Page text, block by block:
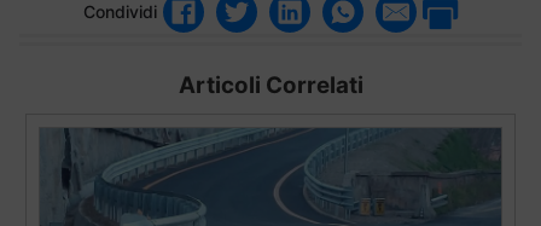
Condividi
Articoli Correlati